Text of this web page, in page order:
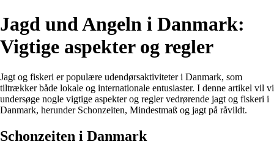
Jagd und Angeln i Danmark:
Vigtige aspekter og regler
Jagt og fiskeri er populære udendørsaktiviteter i Danmark, som
tiltrækker både lokale og internationale entusiaster. I denne artikel vil vi
undersøge nogle vigtige aspekter og regler vedrørende jagt og fiskeri i
Danmark, herunder Schonzeiten, Mindestmaß og jagt på råvildt.
Schonzeiten i Danmark